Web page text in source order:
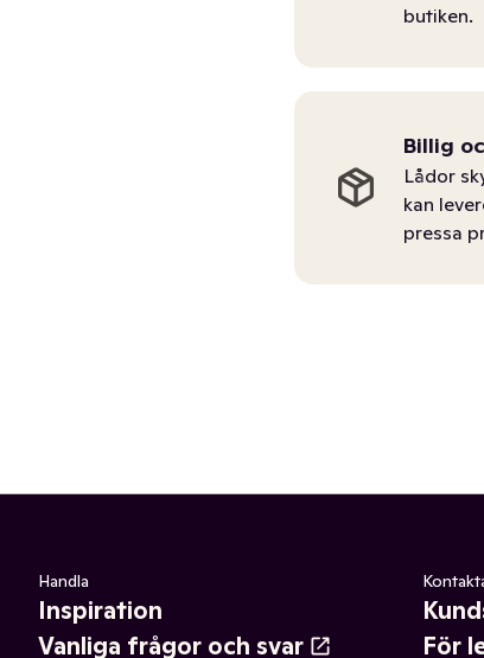
butiken.
Billig
Lådor
kan
pressa
Handla
Inspiration
Vanliga frågor och svar
För